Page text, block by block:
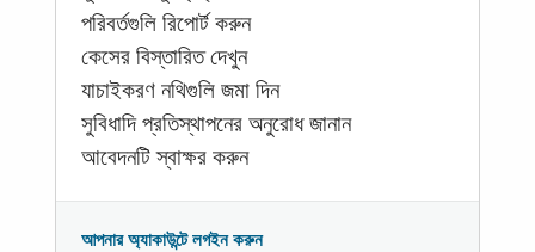
পরিবর্তগুলি রিপোর্ট করুন
কেসের বিস্তারিত দেখুন
যাচাইকরণ নথিগুলি জমা দিন
সুবিধাদি প্রতিস্থাপনের অনুরোধ জানান
আবেদনটি স্বাক্ষর করুন
আপনার অ্যাকাউন্টে লগইন করুন